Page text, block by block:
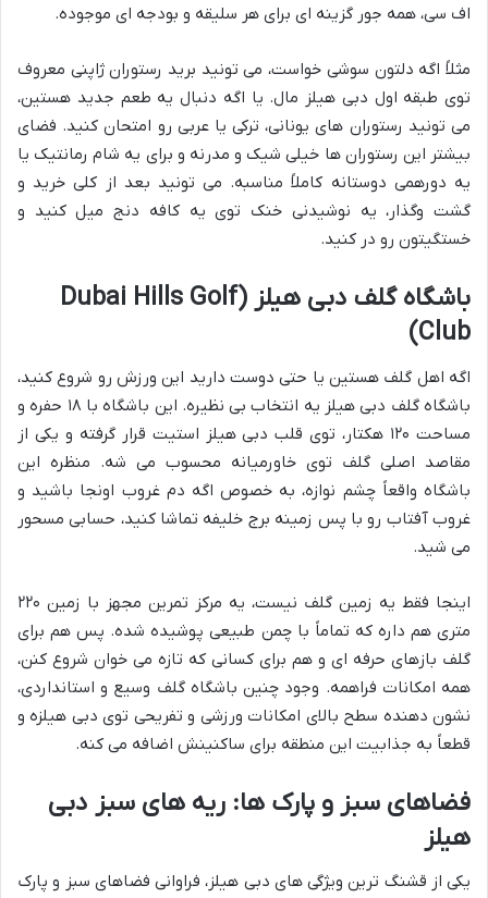
اف سی، همه جور گزینه ای برای هر سلیقه و بودجه ای موجوده.
مثلاً اگه دلتون سوشی خواست، می تونید برید رستوران ژاپنی معروف
توی طبقه اول دبی هیلز مال. یا اگه دنبال یه طعم جدید هستین،
می تونید رستوران های یونانی، ترکی یا عربی رو امتحان کنید. فضای
بیشتر این رستوران ها خیلی شیک و مدرنه و برای یه شام رمانتیک یا
یه دورهمی دوستانه کاملاً مناسبه. می تونید بعد از کلی خرید و
گشت وگذار، یه نوشیدنی خنک توی یه کافه دنج میل کنید و
خستگیتون رو در کنید.
باشگاه گلف دبی هیلز (Dubai Hills Golf
Club)
اگه اهل گلف هستین یا حتی دوست دارید این ورزش رو شروع کنید،
باشگاه گلف دبی هیلز یه انتخاب بی نظیره. این باشگاه با ۱۸ حفره و
مساحت ۱۲۰ هکتار، توی قلب دبی هیلز استیت قرار گرفته و یکی از
مقاصد اصلی گلف توی خاورمیانه محسوب می شه. منظره این
باشگاه واقعاً چشم نوازه، به خصوص اگه دم غروب اونجا باشید و
غروب آفتاب رو با پس زمینه برج خلیفه تماشا کنید، حسابی مسحور
می شید.
اینجا فقط یه زمین گلف نیست، یه مرکز تمرین مجهز با زمین ۲۲۰
متری هم داره که تماماً با چمن طبیعی پوشیده شده. پس هم برای
گلف بازهای حرفه ای و هم برای کسانی که تازه می خوان شروع کنن،
همه امکانات فراهمه. وجود چنین باشگاه گلف وسیع و استانداردی،
نشون دهنده سطح بالای امکانات ورزشی و تفریحی توی دبی هیلزه و
قطعاً به جذابیت این منطقه برای ساکنینش اضافه می کنه.
فضاهای سبز و پارک ها: ریه های سبز دبی
هیلز
یکی از قشنگ ترین ویژگی های دبی هیلز، فراوانی فضاهای سبز و پارک